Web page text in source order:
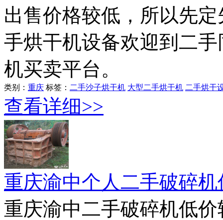
出售价格较低，所以先
手烘干机设备欢迎到二
机买卖平台。
类别： 重庆 标签： 二手沙子烘干机 大型二手烘干机 二手烘干
查看详细>>
重庆渝中个人二手破碎
重庆渝中二手破碎机低